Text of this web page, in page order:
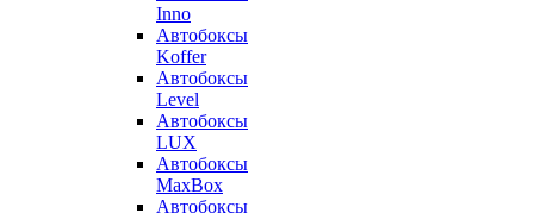
Inno
Автобоксы
Koffer
Автобоксы
Level
Автобоксы
LUX
Автобоксы
MaxBox
Автобоксы